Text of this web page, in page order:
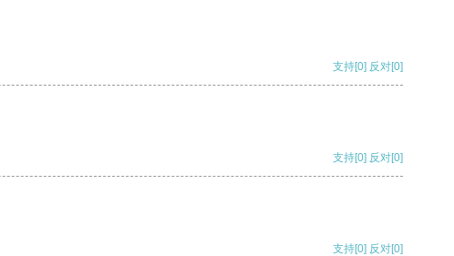
支持[0] 反对[0]
支持[0] 反对[0]
支持[0] 反对[0]